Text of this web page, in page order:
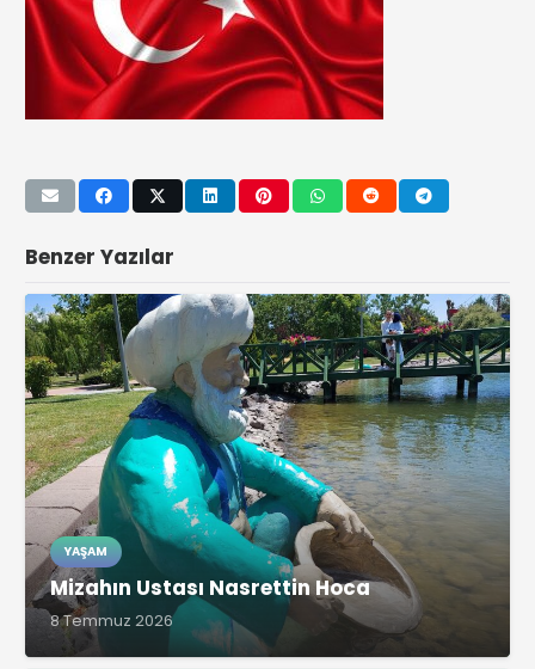
Benzer Yazılar
YAŞAM
Mizahın Ustası Nasrettin Hoca
8 Temmuz 2026